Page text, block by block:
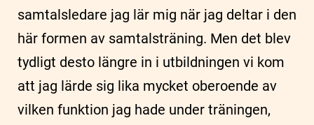
samtalsledare jag lär mig när jag deltar i den
här formen av samtalsträning. Men det blev
tydligt desto längre in i utbildningen vi kom
att jag lärde sig lika mycket oberoende av
vilken funktion jag hade under träningen,